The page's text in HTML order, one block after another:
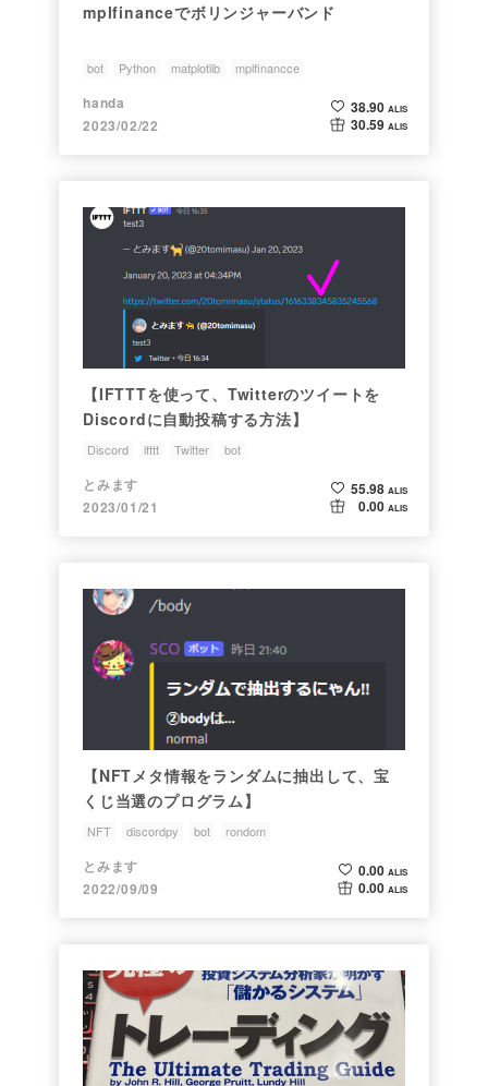
mplfinanceでボリンジャーバンド
bot Python matplotlib
mplfinancce
ボリンジャーバンド
handa
2023/02/22
38.90 ALIS
30.59 ALIS
【IFTTTを使って、Twitterのツイートを
Discordに自動投稿する方法】
Discord ifttt Twitter bot
とみます
2023/01/21
55.98 ALIS
0.00 ALIS
【NFTメタ情報をランダムに抽出して、宝
くじ当選のプログラム】
NFT discordpy bot rondom
とみます
2022/09/09
0.00 ALIS
0.00 ALIS